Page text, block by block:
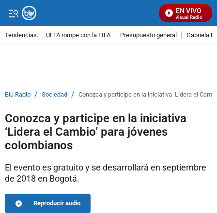
EN VIVO
Señal Visual Radio
Tendencias: UEFA rompe con la FIFA Presupuesto general Gabriela
Blu Radio / Sociedad / Conozca y participe en la iniciativa ‘Lidera el
Conozca y participe en la iniciativa
‘Lidera el Cambio’ para jóvenes
colombianos
El evento es gratuito y se desarrollará en septiembre
de 2018 en Bogotá.
Reproducir audio